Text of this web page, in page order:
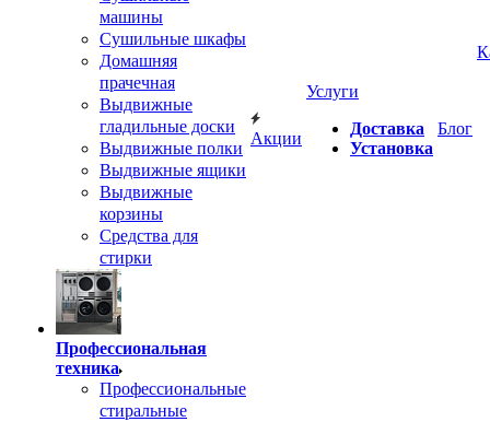
машины
Сушильные шкафы
Домашняя
прачечная
Выдвижные
гладильные доски
Выдвижные полки
Выдвижные ящики
Выдвижные
корзины
Средства для
стирки
Профессиональная
техника
Профессиональные
стиральные
Акции
Услуги
Доставка
Установка
Блог